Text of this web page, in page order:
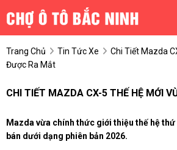
Trang Chủ Tin Tức Xe
Chi Tiết Mazda
Được Ra Mắt
CHI TIẾT MAZDA CX-5 THẾ HỆ MỚI
Mazda vừa chính thức giới thiệu thế hệ
bán dưới dạng phiên bản 2026.